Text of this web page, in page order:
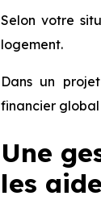
Selon votre
logement.
Dans un
financier
Une
les